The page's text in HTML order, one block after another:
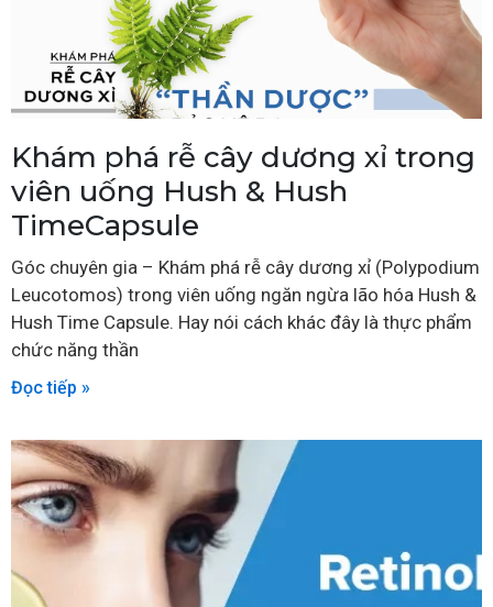
Khám phá rễ cây dương xỉ trong
viên uống Hush & Hush
TimeCapsule
Góc chuyên gia – Khám phá rễ cây dương xỉ (Polypodium
Leucotomos) trong viên uống ngăn ngừa lão hóa Hush &
Hush Time Capsule. Hay nói cách khác đây là thực phẩm
chức năng thần
Đọc tiếp »